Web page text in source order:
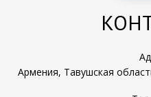
Армения, Тавушская